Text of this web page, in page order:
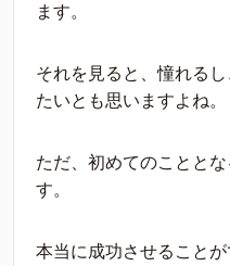
ます。
それを見ると、憧れる
たいとも思いますよね。
ただ、初めてのことと
す。
本当に成功させること